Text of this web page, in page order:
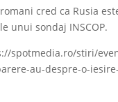
romani cred ca Rusia
unui sondaj INSCOP.
spotmedia.ro/stiri/
au-despre-o-